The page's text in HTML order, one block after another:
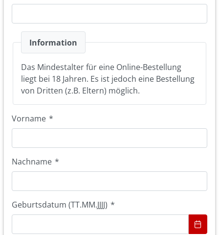
Information
Das Mindestalter für eine Online-Bestellung
liegt bei 18 Jahren. Es ist jedoch eine Bestellung
von Dritten (z.B. Eltern) möglich.
Vorname *
Nachname *
Geburtsdatum (TT.MM.JJJJ) *